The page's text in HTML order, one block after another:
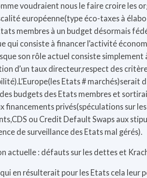
voudraient nous le faire croire les
européenne(type éco-taxes à
membres à un budget désormais
qui consiste à financer l’activité
son rôle actuel consiste simplement
d’un taux directeur,respect des
Etats # marchés)serait
budgets des Etats membres et
financements privés(spéculations sur
ou Credit Default Swaps aux
de surveillance des Etats mal gérés).
actuelle : défauts sur les dettes et
en résulterait pour les Etats cela leur